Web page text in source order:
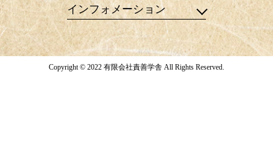
インフォメーション
Copyright © 2022 有限会社責善学舎 All Rights Reserved.